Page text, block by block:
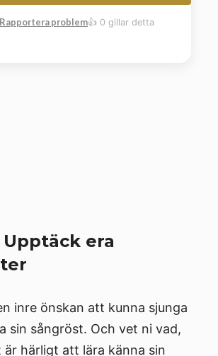
problem👍 0 gillar detta
era
inre önskan att kunna sjunga
sin sångröst. Och vet ni vad,
är härligt att lära känna sin